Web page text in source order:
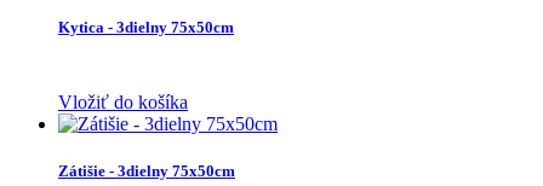
Kytica - 3dielny 75x50cm
Vložiť do košíka
Zátišie - 3dielny 75x50cm